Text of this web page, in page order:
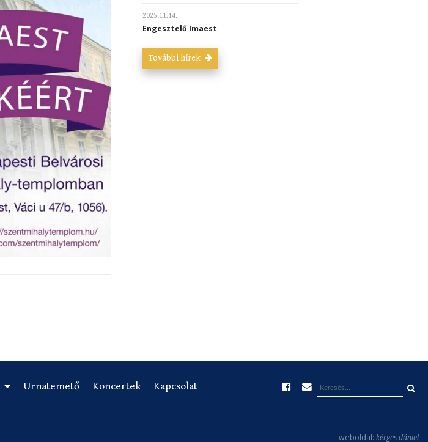
2025.11.14.
Engesztelő Imaest
További hírek
Urnatemető Koncertek Kapcsolat
weboldal: kérges dániel